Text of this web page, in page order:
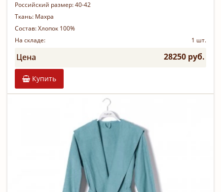
Российский размер:40-42
Ткань: Махра
Состав:Хлопок 100%
На складе:
1 шт.
Цена 28250 руб.
Купить